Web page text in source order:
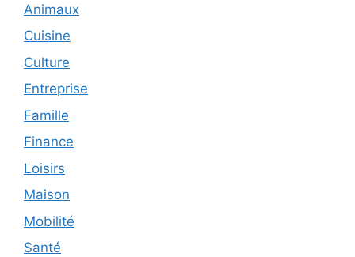
Animaux
Cuisine
Culture
Entreprise
Famille
Finance
Loisirs
Maison
Mobilité
Santé